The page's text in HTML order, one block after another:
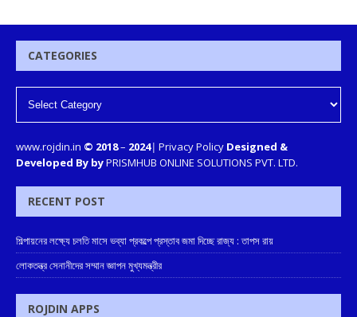
CATEGORIES
www.rojdin.in © 2018– 2024| Privacy Policy Designed &
Developed By byPRISMHUB ONLINE SOLUTIONS PVT. LTD.
RECENT POST
শিল্পায়নের লক্ষ্যে চলতি মাসে ভব্যা প্রকল্পে প্রস্তাব জমা দিচ্ছে রাজ্য : তাপস রায়
লোকতন্ত্র সেনানীদের সম্মান জ্ঞাপন মুখ্যমন্ত্রীর
ROJDIN APPS